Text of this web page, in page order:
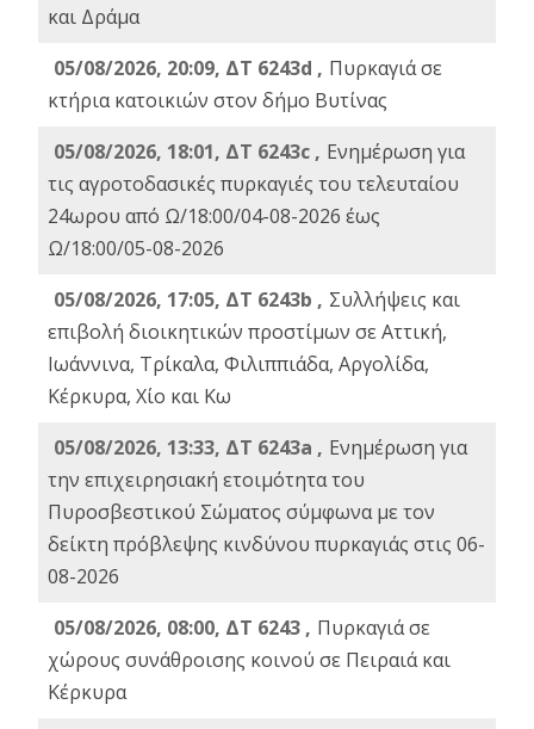
και Δράμα
05/08/2026, 20:09, ΔΤ 6243d , Πυρκαγιά σε
κτήρια κατοικιών στον δήμο Βυτίνας
05/08/2026, 18:01, ΔΤ 6243c , Ενημέρωση για
τις αγροτοδασικές πυρκαγιές του τελευταίου
24ωρου από Ω/18:00/04-08-2026 έως
Ω/18:00/05-08-2026
05/08/2026, 17:05, ΔΤ 6243b , Συλλήψεις και
επιβολή διοικητικών προστίμων σε Αττική,
Ιωάννινα, Τρίκαλα, Φιλιππιάδα, Αργολίδα,
Κέρκυρα, Χίο και Κω
05/08/2026, 13:33, ΔΤ 6243a , Ενημέρωση για
την επιχειρησιακή ετοιμότητα του
Πυροσβεστικού Σώματος σύμφωνα με τον
δείκτη πρόβλεψης κινδύνου πυρκαγιάς στις 06-
08-2026
05/08/2026, 08:00, ΔΤ 6243 , Πυρκαγιά σε
χώρους συνάθροισης κοινού σε Πειραιά και
Κέρκυρα